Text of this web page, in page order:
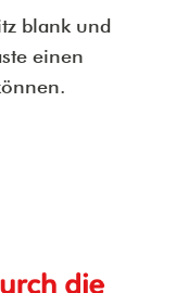
blank und
einen